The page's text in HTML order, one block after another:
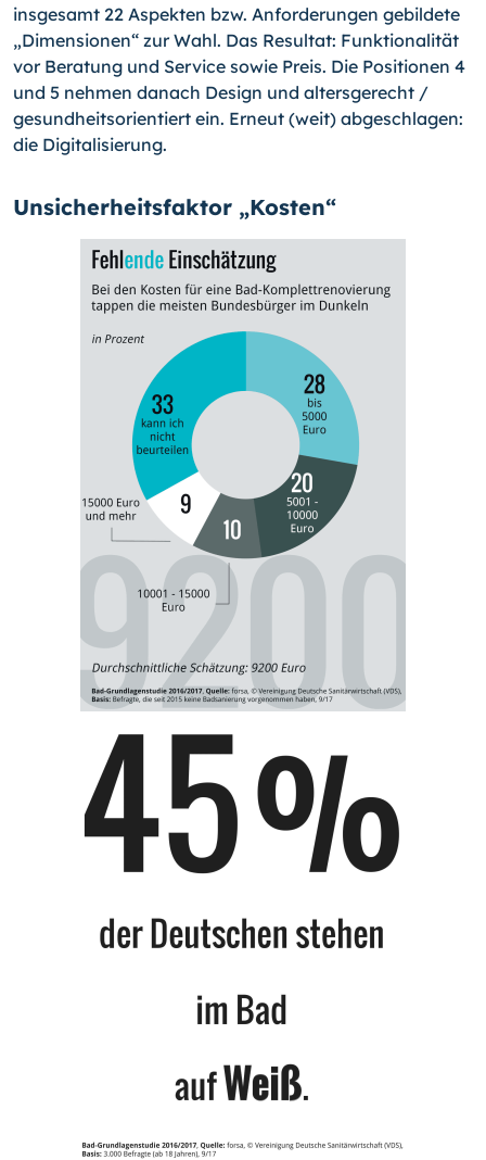
insgesamt 22 Aspekten bzw. Anforderungen gebildete
„Dimensionen“ zur Wahl. Das Resultat: Funktionalität
vor Beratung und Service sowie Preis. Die Positionen 4
und 5 nehmen danach Design und altersgerecht /
gesundheitsorientiert ein. Erneut (weit) abgeschlagen:
die Digitalisierung.
Unsicherheitsfaktor „Kosten“